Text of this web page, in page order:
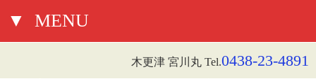
▼ MENU
木更津 宮川丸 Tel.0438-23-4891